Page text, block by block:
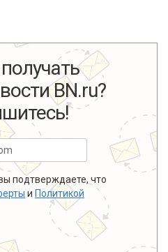
BN.ru?
подтверждаете, что
и Политикой